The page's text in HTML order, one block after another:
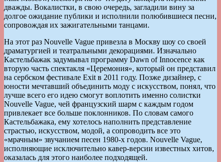
дважды. Вокалистки, в свою очередь, загладили вину за
долгое ожидание публики и исполнили полюбившиеся песни,
сопровождая их зажигательными танцами.
На этот раз Nouvelle Vague привезла в Москву шоу со своей
драматургией и театральными декорациями. Изначально
Кастельбажак задумывал программу Dawn of Innocence как
вторую часть спектакля «Церемония», который он представил
на сербском фестивале Exit в 2011 году. Позже дизайнер, с
юности мечтавший объединить моду с искусством, понял, что
лучше всего его идею смогут воплотить именно солистки
Nouvelle Vague, чей французский шарм с каждым годом
привлекает все больше поклонников. По словам самого
Кастельбажака, ему хотелось наполнить представление
страстью, искусством, модой, а сопроводить все это
«мрачным» звучанием песен 1980-х годов. Nouvelle Vague,
исполняющие исключительно кавер-версии известных хитов,
оказалась для этого наиболее подходящей.